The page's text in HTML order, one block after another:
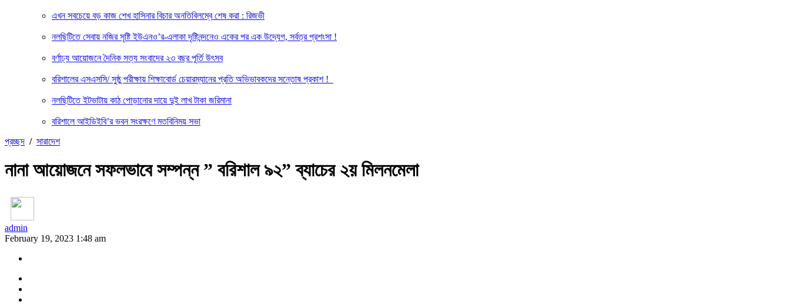
এখন সবচেয়ে বড় কাজ শেখ হাসিনার বিচার অনতিবিলম্বে শেষ করা : রিজভী
নলছিটিতে সেবায় নজির সৃষ্টি ইউএনও’র-এলাকা দৃষ্টিনন্দনেও একের পর এক উদ্যেগ, সর্বত্র প্রশংসা !
বর্ণাঢ্য আয়োজনে দৈনিক সত্য সংবাদের ২৩ বছর পূর্তি উৎসব
বরিশালের এসএসসি/ সুষ্ঠু পরীক্ষায় শিক্ষাবোর্ড চেয়ারম্যানের প্রতি অভিভাবকদের সন্তোষ প্রকাশ !
নলছিটিতে ইটভাটায় কাঠ পোড়ানোর দায়ে দুই লাখ টাকা জরিমানা
বরিশালে আইডিইবি’র ভবন সংরক্ষণে মতবিনিময় সভা
প্রচ্ছদ / সারাদেশ
নানা আয়োজনে সফলভাবে সম্পন্ন ” বরিশাল ৯২” ব্যাচের ২য় মিলনমেলা
admin
February 19, 2023 1:48 am